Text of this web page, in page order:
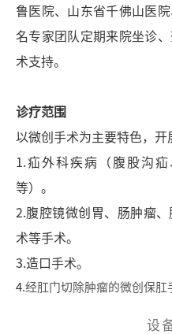
鲁医院、山东省千佛山医
名专家团队定期来院坐诊
术支持。
诊疗范围
以微创手术为主要特色，开
1.疝外科疾病（腹股沟
等）。
2.腹腔镜微创胃、肠肿瘤
术等手术。
3.造口手术。
4.经肛门切除肿瘤的微创保肛
设